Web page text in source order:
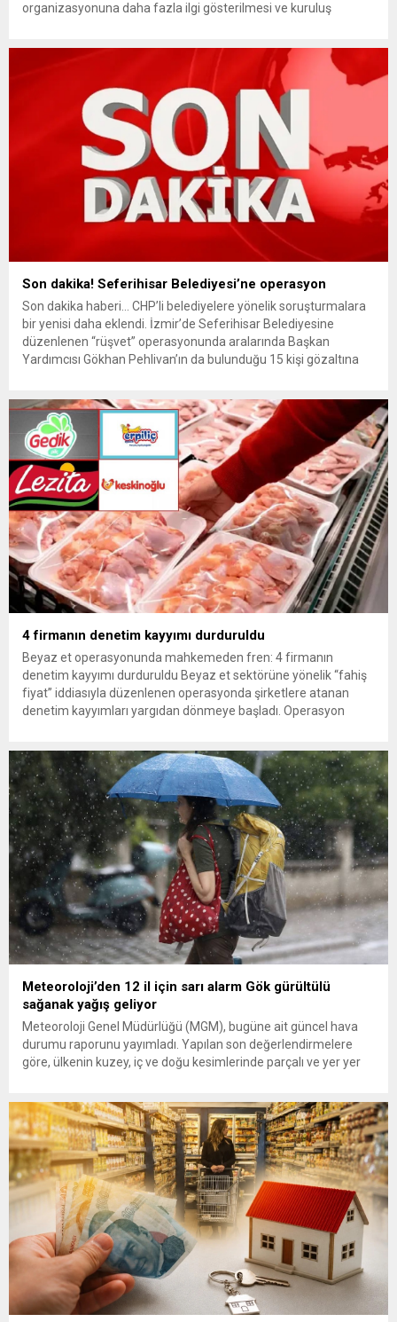
organizasyonuna daha fazla ilgi gösterilmesi ve kuruluş
Yeniden Refah Partisi Genel Başkanı Fatih Erbakan, D-8’in 29.
Son dakika! Seferihisar Belediyesi’ne operasyon
Son dakika haberi… CHP’li belediyelere yönelik soruşturmalara
bir yenisi daha eklendi. İzmir’de Seferihisar Belediyesine
düzenlenen “rüşvet” operasyonunda aralarında Başkan
Yardımcısı Gökhan Pehlivan’ın da bulunduğu 15 kişi gözaltına
4 firmanın denetim kayyımı durduruldu
Beyaz et operasyonunda mahkemeden fren: 4 firmanın
denetim kayyımı durduruldu Beyaz et sektörüne yönelik “fahiş
fiyat” iddiasıyla düzenlenen operasyonda şirketlere atanan
denetim kayyımları yargıdan dönmeye başladı. Operasyon
atamasının durdurulmasına karar verdi. Türkiye’nin önde gelen
beyaz et...
Meteoroloji’den 12 il için sarı alarm Gök gürültülü
sağanak yağış geliyor
Meteoroloji Genel Müdürlüğü (MGM), bugüne ait güncel hava
durumu raporunu yayımladı. Yapılan son değerlendirmelere
göre, ülkenin kuzey, iç ve doğu kesimlerinde parçalı ve yer yer
Kars ve Van olmak üzere toplam 12 ilde yerel...